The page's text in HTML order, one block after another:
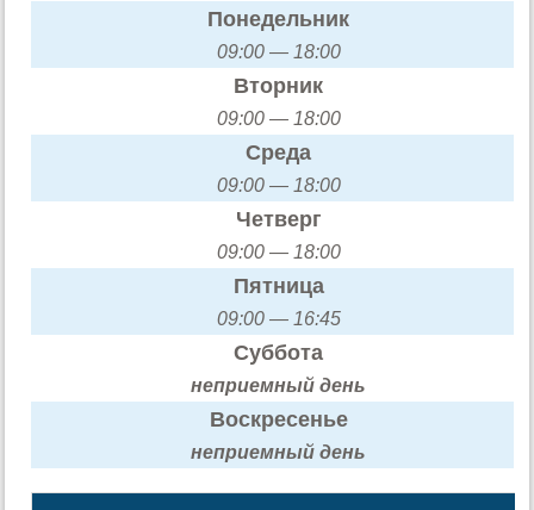
Понедельник
09:00 — 18:00
Вторник
09:00 — 18:00
Среда
09:00 — 18:00
Четверг
09:00 — 18:00
Пятница
09:00 — 16:45
Суббота
неприемный день
Воскресенье
неприемный день